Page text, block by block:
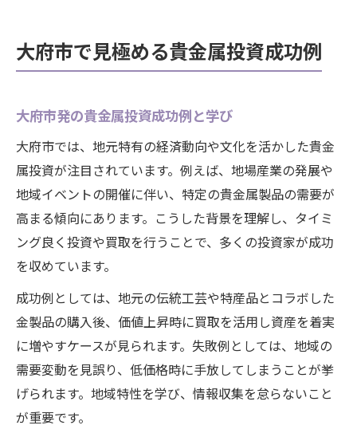
大府市で見極める貴金属投資成功例
大府市発の貴金属投資成功例と学び
大府市では、地元特有の経済動向や文化を活かした貴金
属投資が注目されています。例えば、地場産業の発展や
地域イベントの開催に伴い、特定の貴金属製品の需要が
高まる傾向にあります。こうした背景を理解し、タイミ
ング良く投資や買取を行うことで、多くの投資家が成功
を収めています。
成功例としては、地元の伝統工芸や特産品とコラボした
金製品の購入後、価値上昇時に買取を活用し資産を着実
に増やすケースが見られます。失敗例としては、地域の
需要変動を見誤り、低価格時に手放してしまうことが挙
げられます。地域特性を学び、情報収集を怠らないこと
が重要です。